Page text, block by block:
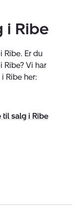
eksponering via
for at
vi efter
til dig, der
i Ribe
Ribe. Er du
Vi har
Ribe her:
til salg i Ribe